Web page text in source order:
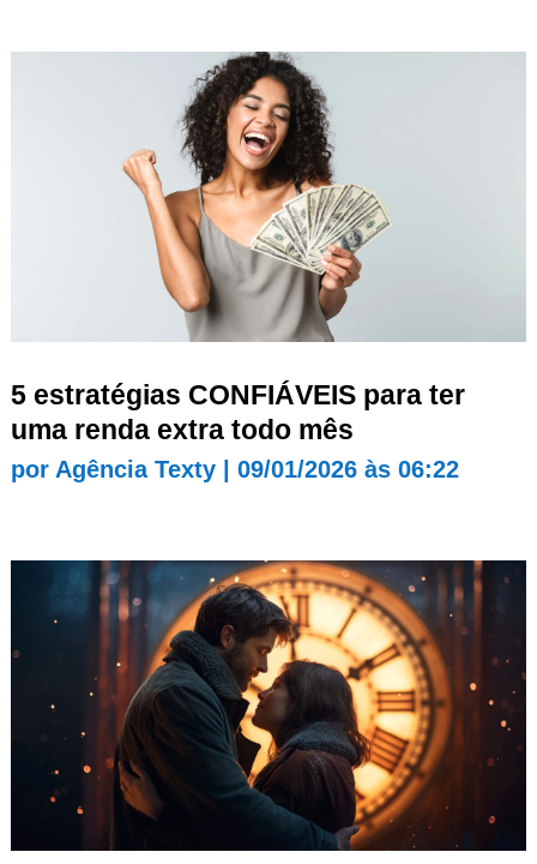
5 estratégias CONFIÁVEIS para ter
uma renda extra todo mês
por Agência Texty| 09/01/2026 às 06:22